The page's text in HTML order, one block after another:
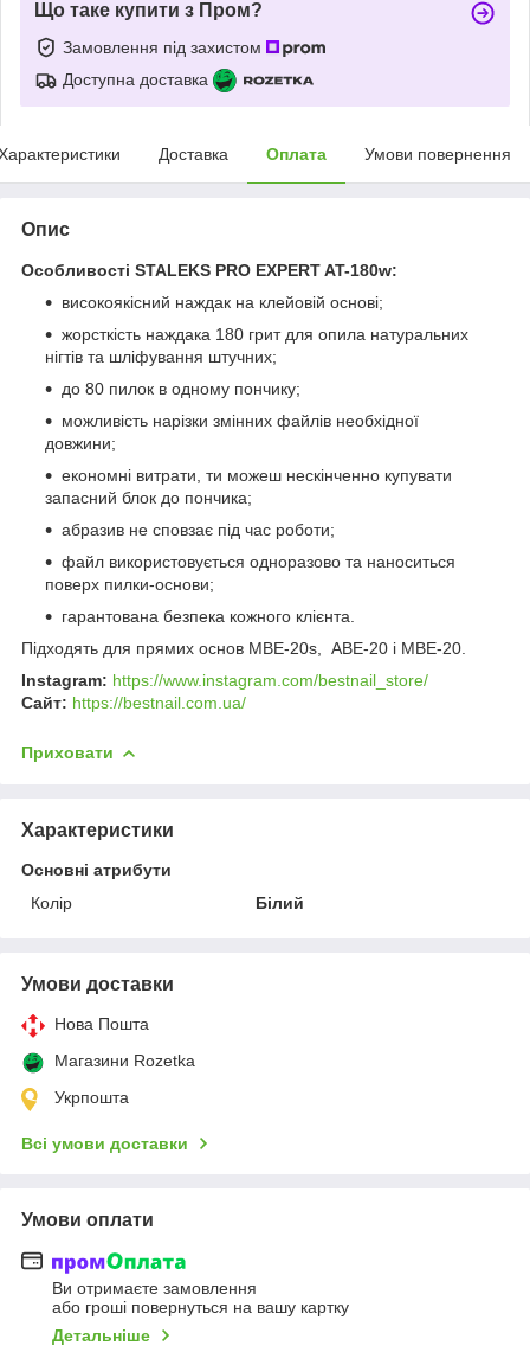
Що таке купити з Пром?
Замовлення під захистом
Доступна доставка
Доставка Оплата Умови повернення
Опис
Особливості STALEKS PRO EXPERT AT-180w:
високоякісний наждак на клейовій основі;
жорсткість наждака 180 грит для опила натуральних
нігтів та шліфування штучних;
до 80 пилок в одному пончику;
можливість нарізки змінних файлів необхідної
довжини;
економні витрати, ти можеш нескінченно купувати
запасний блок до пончика;
абразив не сповзає під час роботи;
файл використовується одноразово та наноситься
поверх пилки-основи;
гарантована безпека кожного клієнта.
Підходять для прямих основ MBE-20s, ABE-20 і MBE-20.
Instagram: https://www.instagram.com/bestnail_store/
Сайт: https://bestnail.com.ua/
Приховати
Характеристики
Основні атрибути
Колір
Білий
Умови доставки
Нова Пошта
Магазини Rozetka
Укрпошта
Всі умови доставки
Умови оплати
Ви отримаєте замовлення
або гроші повернуться на вашу картку
Детальніше